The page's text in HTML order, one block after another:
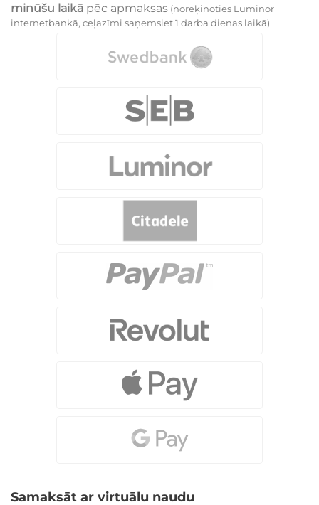
minūšu laikā pēc apmaksas (norēķinoties Luminor
internetbankā, ceļazīmi saņemsiet 1 darba dienas laikā)
Samaksāt ar virtuālu naudu